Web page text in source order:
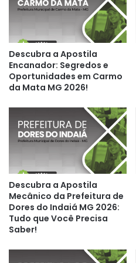
Descubra a Apostila
Encanador: Segredos e
Oportunidades em Carmo
da Mata MG 2026!
Descubra a Apostila
Mecânico da Prefeitura de
Dores do Indaiá MG 2026:
Tudo que Você Precisa
Saber!